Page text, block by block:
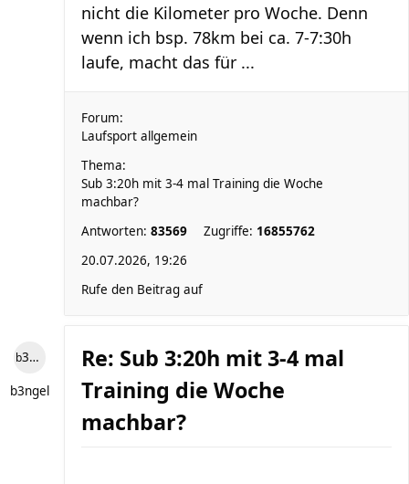
nicht die Kilometer pro Woche. Denn
wenn ich bsp. 78km bei ca. 7-7:30h
laufe, macht das für ...
Forum:
Laufsport allgemein
Thema:
Sub 3:20h mit 3-4 mal Training die Woche
machbar?
Antworten: 83569 Zugriffe: 16855762
20.07.2026, 19:26
Rufe den Beitrag auf
b3ngel
b3ngel
Re: Sub 3:20h mit 3-4 mal
Training die Woche
machbar?